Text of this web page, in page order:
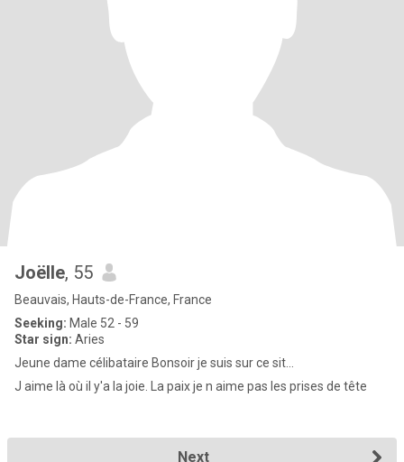
Joëlle, 55
Beauvais, Hauts-de-France, France
Seeking: Male 52 - 59
Star sign: Aries
Jeune dame célibataire Bonsoir je suis sur ce sit...
J aime là où il y'a la joie. La paix je n aime pas les prises de tête
Next